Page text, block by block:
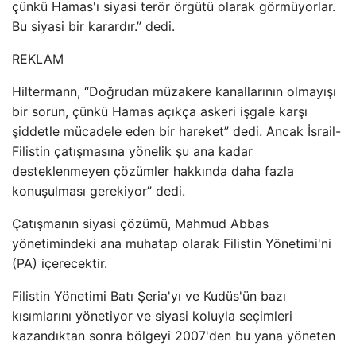
çünkü Hamas'ı siyasi terör örgütü olarak görmüyorlar.
Bu siyasi bir karardır.” dedi.
REKLAM
Hiltermann, “Doğrudan müzakere kanallarının olmayışı
bir sorun, çünkü Hamas açıkça askeri işgale karşı
şiddetle mücadele eden bir hareket” dedi. Ancak İsrail-
Filistin çatışmasına yönelik şu ana kadar
desteklenmeyen çözümler hakkında daha fazla
konuşulması gerekiyor” dedi.
Çatışmanın siyasi çözümü, Mahmud Abbas
yönetimindeki ana muhatap olarak Filistin Yönetimi'ni
(PA) içerecektir.
Filistin Yönetimi Batı Şeria'yı ve Kudüs'ün bazı
kısımlarını yönetiyor ve siyasi koluyla seçimleri
kazandıktan sonra bölgeyi 2007'den bu yana yöneten